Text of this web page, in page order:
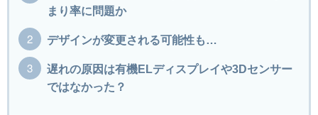
まり率に問題か
デザインが変更される可能性も…
遅れの原因は有機ELディスプレイや3Dセンサー
ではなかった？